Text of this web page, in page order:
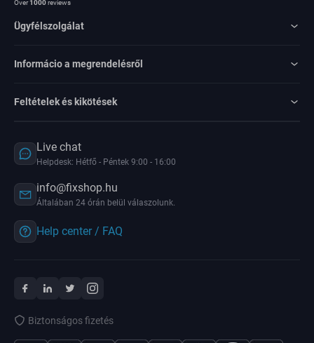
Over1000reviews
Ügyfélszolgálat
Informácio a megrendelésről
Feltételek és kikötések
Live chat
Helpdesk: Hétfő - Péntek 9:00 - 16:00
info@fixshop.hu
Általában 24 órán belül válaszolunk.
Help center / FAQ
Biztonságos fizetés